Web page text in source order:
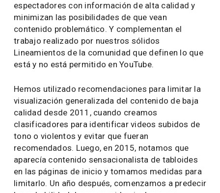
espectadores con información de alta calidad y
minimizan las posibilidades de que vean
contenido problemático. Y complementan el
trabajo realizado por nuestros sólidos
Lineamientos de la comunidad que definen lo que
está y no está permitido en YouTube.
Hemos utilizado recomendaciones para limitar la
visualización generalizada del contenido de baja
calidad desde 2011, cuando creamos
clasificadores para identificar videos subidos de
tono o violentos y evitar que fueran
recomendados. Luego, en 2015, notamos que
aparecía contenido sensacionalista de tabloides
en las páginas de inicio y tomamos medidas para
limitarlo. Un año después, comenzamos a predecir